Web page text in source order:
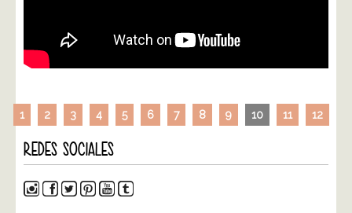
1 2 3 4 5 6 7 8 9 10 11 12
REDES SOCIALES